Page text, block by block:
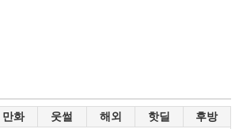
만화 웃썰 해외 핫딜 후방